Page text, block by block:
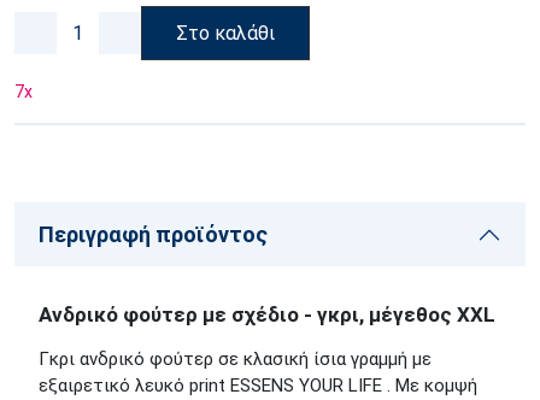
Στο καλάθι
7x
Περιγραφή προϊόντος
Ανδρικό φούτερ με σχέδιο - γκρι, μέγεθος XXL
Γκρι ανδρικό φούτερ σε κλασική ίσια γραμμή με
εξαιρετικό λευκό print ESSENS YOUR LIFE . Με κομψή